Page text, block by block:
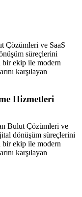
Çözümleri ve SaaS
süreçlerini
bir ekip ile modern
karşılayan
Hizmetleri
Bulut Çözümleri ve
dönüşüm süreçlerini
bir ekip ile modern
karşılayan